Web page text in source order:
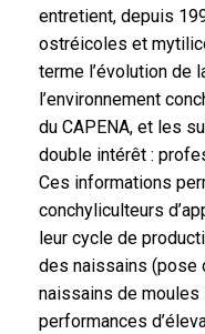
entretient, depuis
ostréicoles et
terme l’évolution de
l’environnement
du CAPENA, et les
double intérêt :
Ces informations
conchyliculteurs
leur cycle de
des naissains (pose
naissains de moules
performances